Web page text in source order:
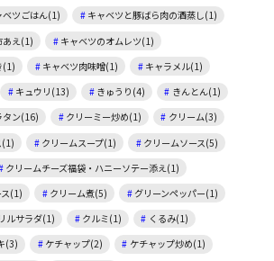
ベツごはん(1)
キャベツと豚ばら肉の酒蒸し(1)
あえ(1)
キャベツのオムレツ(1)
(1)
キャベツ肉味噌(1)
キャラメル(1)
キュウリ(13) きゅうり(4)
きんとん(1)
タン(16) クリーミー炒め(1)
クリーム(3)
(1)
クリームスープ(1)
クリームソース(5)
クリームチーズ福袋・ハニーソテー添え(1)
(1)
クリーム煮(5)
グリーンペッパー(1)
ルサラダ(1) クルミ(1)
くるみ(1)
(3) ケチャップ(2)
ケチャップ炒め(1)